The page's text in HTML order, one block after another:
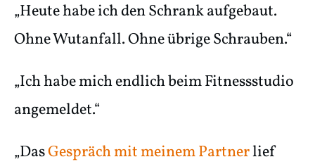
„Heute habe ich den Schrank aufgebaut.
Ohne Wutanfall. Ohne übrige Schrauben.“
„Ich habe mich endlich beim Fitnessstudio
angemeldet.“
„DasGespräch mit meinem Partnerlief